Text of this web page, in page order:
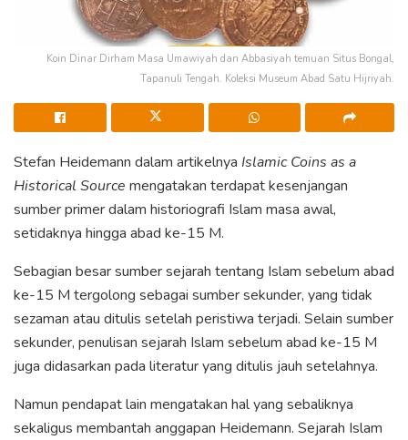
Koin Dinar Dirham Masa Umawiyah dan Abbasiyah temuan Situs Bongal,
Tapanuli Tengah. Koleksi Museum Abad Satu Hijriyah.
Stefan Heidemann dalam artikelnya Islamic Coins as a
Historical Source mengatakan terdapat kesenjangan
sumber primer dalam historiografi Islam masa awal,
setidaknya hingga abad ke-15 M.
Sebagian besar sumber sejarah tentang Islam sebelum abad
ke-15 M tergolong sebagai sumber sekunder, yang tidak
sezaman atau ditulis setelah peristiwa terjadi. Selain sumber
sekunder, penulisan sejarah Islam sebelum abad ke-15 M
juga didasarkan pada literatur yang ditulis jauh setelahnya.
Namun pendapat lain mengatakan hal yang sebaliknya
sekaligus membantah anggapan Heidemann. Sejarah Islam